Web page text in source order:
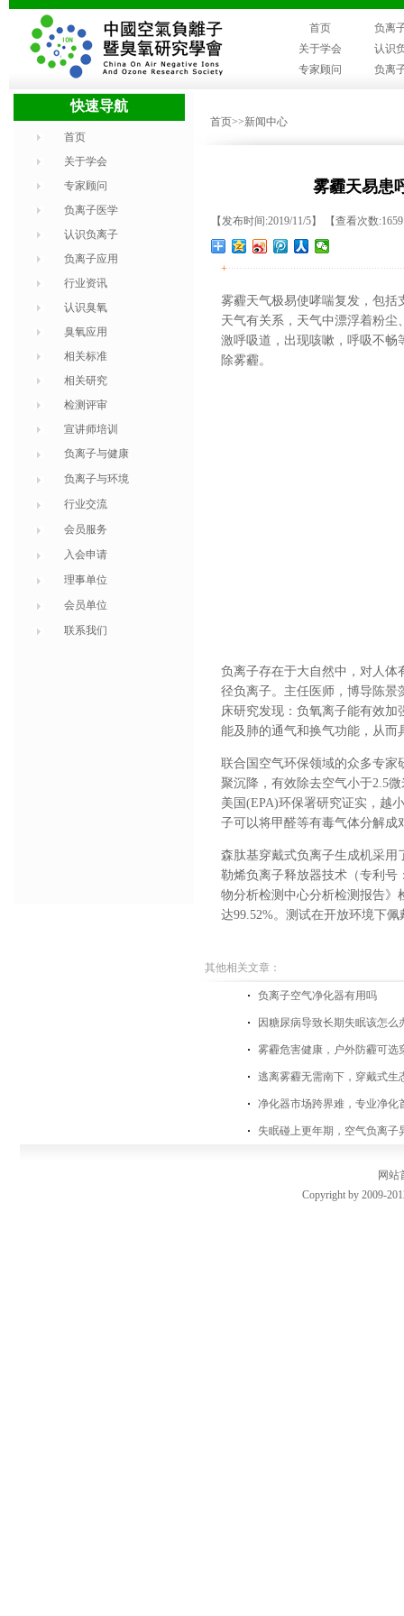
首页
负离
关于学会
认识
专家顾问
负离
快速导航
首页
关于学会
专家顾问
负离子医学
认识负离子
负离子应用
行业资讯
认识臭氧
臭氧应用
相关标准
相关研究
检测评审
宣讲师培训
负离子与健康
负离子与环境
行业交流
会员服务
入会申请
理事单位
会员单位
联系我们
首页>>新闻中心
雾霾天易患
【发布时间:2019/11/5】 【查看次数
+
雾霾天气极易使哮喘复发，包括
天气有关系，天气中漂浮着粉
激呼吸道，出现咳嗽，呼吸不畅
除雾霾。
负离子存在于大自然中，对人体
径负离子。主任医师，博导陈景
床研究发现：负氧离子能有效
能及肺的通气和换气功能，从而
联合国空气环保领域的众多专
聚沉降，有效除去空气小于2.5
美国(EPA)环保署研究证实，越
子可以将甲醛等有毒气体分解成
森肽基穿戴式负离子生成机采用
勒烯负离子释放器技术（专利号
物分析检测中心分析检测报告》
达99.52%。测试在开放环境下
其他相关文章：
负离子空气净化器有用吗
因糖尿病导致长期失眠该怎么
雾霾危害健康，户外防霾可选
逃离雾霾无需南下，穿戴式生
净化器市场跨界难，专业净化
失眠碰上更年期，空气负离子
网站
Copyright by 2009-